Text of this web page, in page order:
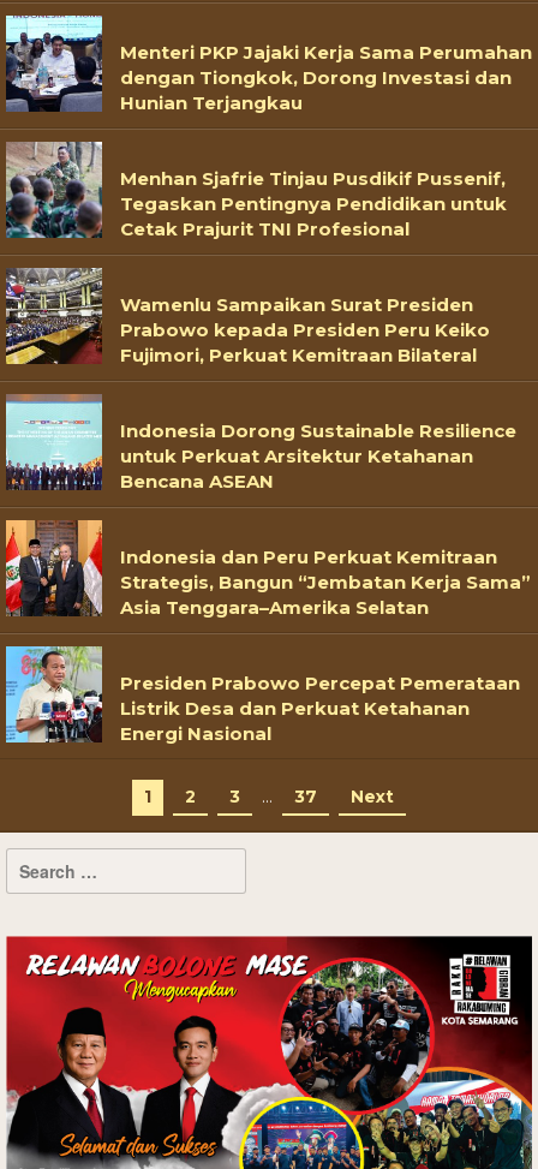
Menteri PKP Jajaki Kerja Sama Perumahan
dengan Tiongkok, Dorong Investasi dan
Hunian Terjangkau
Menhan Sjafrie Tinjau Pusdikif Pussenif,
Tegaskan Pentingnya Pendidikan untuk
Cetak Prajurit TNI Profesional
Wamenlu Sampaikan Surat Presiden
Prabowo kepada Presiden Peru Keiko
Fujimori, Perkuat Kemitraan Bilateral
Indonesia Dorong Sustainable Resilience
untuk Perkuat Arsitektur Ketahanan
Bencana ASEAN
Indonesia dan Peru Perkuat Kemitraan
Strategis, Bangun “Jembatan Kerja Sama”
Asia Tenggara–Amerika Selatan
Presiden Prabowo Percepat Pemerataan
Listrik Desa dan Perkuat Ketahanan
Energi Nasional
1 2 3 … 37 Next